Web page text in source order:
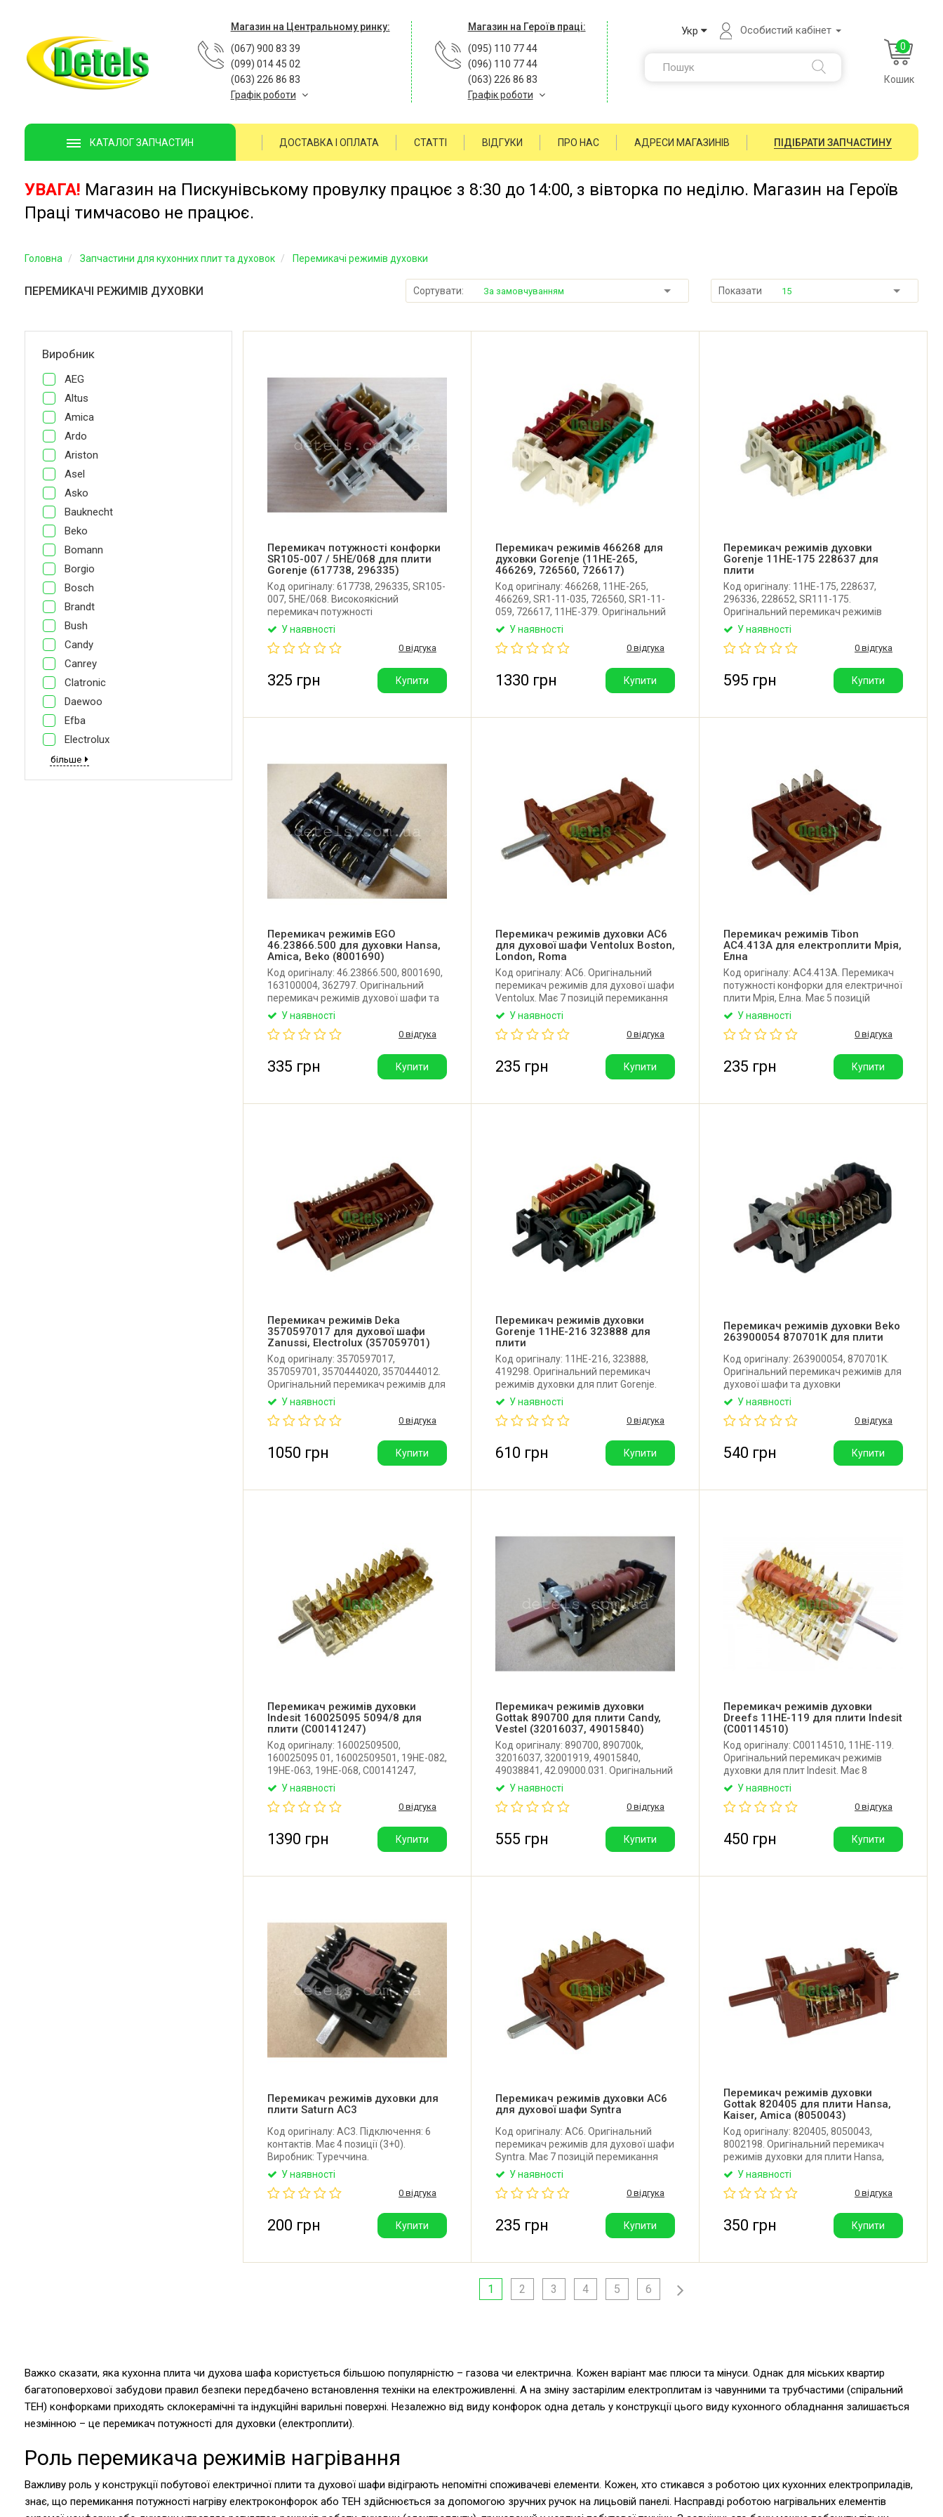
Магазин на Центральному ринку:
(067) 900 83 39
(099) 014 45 02
(063) 226 86 83
Графік роботи
Магазин на Героїв праці:
(095) 110 77 44
(096) 110 77 44
(063) 226 86 83
Графік роботи
Укр Особистий кабінет
0
Кошик
КАТАЛОГ ЗАПЧАСТИН ДОСТАВКА І ОПЛАТА СТАТТІ ВІДГУКИ ПРО НАС АДРЕСИ МАГАЗИНІВ ПІДІБРАТИ ЗАПЧАСТИНУ
УВАГА! Магазин на Пискунівському провулку працює з 8:30 до 14:00, з вівторка по неділю. Магазин на Героїв
Праці тимчасово не працює.
Головна Запчастини для кухонних плит та духовок Перемикачі режимів духовки
ПЕРЕМИКАЧІ РЕЖИМІВ ДУХОВКИ Сортувати: За замовчуванням Показати 15
Виробник
AEG
Altus
Amica
Ardo
Ariston
Asel
Asko
Bauknecht
Beko
Bomann
Borgio
Bosch
Brandt
Bush
Candy
Canrey
Clatronic
Daewoo
Efba
Electrolux
більше
Перемикач потужності конфорки
SR105-007 / 5HE/068 для плити
Gorenje (617738, 296335)
Код оригіналу: 617738, 296335, SR105-
007, 5HE/068. Високоякісний
перемикач потужності
електроконфорки для комбінованої
перемикання: 7. Виробник: Eurel
У наявності
0 відгука
325 грн Купити
Перемикач режимів 466268 для
духовки Gorenje (11HE-265,
466269, 726560, 726617)
Код оригіналу: 466268, 11HE-265,
466269, SR1-11-035, 726560, SR1-11-
059, 726617, 11HE-379. Оригінальний
перемикач режимів для духової шафи
Кількість позицій перемикання: 10
У наявності
0 відгука
1330 грн Купити
Перемикач режимів духовки
Gorenje 11HE-175 228637 для
плити
Код оригіналу: 11HE-175, 228637,
296336, 228652, SR111-175.
Оригінальний перемикач режимів
духовки для духової шафи та кухонної
Виробник: Dreefs (Італія).
У наявності
0 відгука
595 грн Купити
Перемикач режимів EGO
46.23866.500 для духовки Hansa,
Amica, Beko (8001690)
Код оригіналу: 46.23866.500, 8001690,
163100004, 362797. Оригінальний
перемикач режимів духової шафи та
духовки кухонної плити Hansa, Amica,
перемикання: (0+5). Виробник: EGO
У наявності
0 відгука
335 грн Купити
Перемикач режимів духовки AC6
для духової шафи Ventolux Boston,
London, Roma
Код оригіналу: AC6. Оригінальний
перемикач режимів для духової шафи
Ventolux. Має 7 позицій перемикання
(0+6). Виробник: Argeson (Туреччина).
У наявності
0 відгука
235 грн Купити
Перемикач режимів Tibon
AC4.413A для електроплити Мрія,
Елна
Код оригіналу: AC4.413A. Перемикач
потужності конфорки для електричної
плити Мрія, Елна. Має 5 позицій
перемикання (0+4). Довжина валу: 17
4+4 клеми. Виробник: Tibon
У наявності
0 відгука
235 грн Купити
Перемикач режимів Deka
3570597017 для духової шафи
Zanussi, Electrolux (357059701)
Код оригіналу: 3570597017,
357059701, 3570444020, 3570444012.
Оригінальний перемикач режимів для
духової шафи Zanussi, Electrolux. Має
У наявності
0 відгука
1050 грн Купити
Перемикач режимів духовки
Gorenje 11HE-216 323888 для
плити
Код оригіналу: 11HE-216, 323888,
419298. Оригінальний перемикач
режимів духовки для плит Gorenje.
Має 11 позицій перемикання.
офіційно постачається з кодом
постачався з кодом 323888 у білому.
У наявності
0 відгука
610 грн Купити
Перемикач режимів духовки Beko
263900054 870701K для плити
Код оригіналу: 263900054, 870701K.
Оригінальний перемикач режимів для
духової шафи та духовки
комбінованої плити Beko. Має 7
(Іспанія).
У наявності
0 відгука
540 грн Купити
Перемикач режимів духовки
Indesit 160025095 5094/8 для
плити (C00141247)
Код оригіналу: 16002509500,
160025095 01, 16002509501, 19HE-082,
19HE-063, 19HE-068, C00141247,
5094/8. Оригінальний перемикач
Ariston, Hotpoint-Ariston. Виробник:
У наявності
0 відгука
1390 грн Купити
Перемикач режимів духовки
Gottak 890700 для плити Candy,
Vestel (32016037, 49015840)
Код оригіналу: 890700, 890700k,
32016037, 32001919, 49015840,
49038841, 42.09000.031. Оригінальний
перемикач режимів духовки для
Vestel, Vestfrost, Bush, Heinner, OK. Має
(Іспанія).
У наявності
0 відгука
555 грн Купити
Перемикач режимів духовки
Dreefs 11HE-119 для плити Indesit
(C00114510)
Код оригіналу: C00114510, 11HE-119.
Оригінальний перемикач режимів
духовки для плит Indesit. Має 8
позицій перемикання (0+7). Виробник:
У наявності
0 відгука
450 грн Купити
Перемикач режимів духовки для
плити Saturn AC3
Код оригіналу: AC3. Підключення: 6
контактів. Має 4 позиції (3+0).
Виробник: Туреччина.
У наявності
0 відгука
200 грн Купити
Перемикач режимів духовки AC6
для духової шафи Syntra
Код оригіналу: AC6. Оригінальний
перемикач режимів для духової шафи
Syntra. Має 7 позицій перемикання
(0+6). Виробник: Argeson (Туреччина).
У наявності
0 відгука
235 грн Купити
Перемикач режимів духовки
Gottak 820405 для плити Hansa,
Kaiser, Amica (8050043)
Код оригіналу: 820405, 8050043,
8002198. Оригінальний перемикач
режимів духовки для плити Hansa,
Kaiser, Amica. Має 5 позицій (0+4).
У наявності
0 відгука
350 грн Купити
1 2 3 4 5 6
Важко сказати, яка кухонна плита чи духова шафа користується більшою популярністю – газова чи електрична. Кожен варіант має плюси та мінуси. Однак для міських квартир
багатоповерхової забудови правил безпеки передбачено встановлення техніки на електроживленні. А на зміну застарілим електроплитам із чавунними та трубчастими (спіральний
ТЕН) конфорками приходять склокерамічні та індукційні варильні поверхні. Незалежно від виду конфорок одна деталь у конструкції цього виду кухонного обладнання залишається
незмінною – це перемикач потужності для духовки (електроплити).
Роль перемикача режимів нагрівання
Важливу роль у конструкції побутової електричної плити та духової шафи відіграють непомітні споживачеві елементи. Кожен, хто стикався з роботою цих кухонних електроприладів,
знає, що перемикання потужності нагріву електроконфорок або ТЕН здійснюється за допомогою зручних ручок на лицьовій панелі. Насправді роботою нагрівальних елементів